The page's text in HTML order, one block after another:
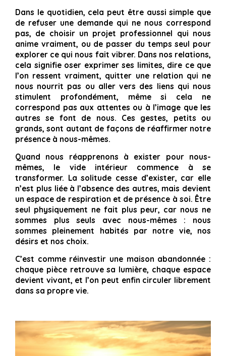
Dans le quotidien, cela peut être aussi simple que
de refuser une demande qui ne nous correspond
pas, de choisir un projet professionnel qui nous
anime vraiment, ou de passer du temps seul pour
explorer ce qui nous fait vibrer. Dans nos relations,
cela signifie oser exprimer ses limites, dire ce que
l’on ressent vraiment, quitter une relation qui ne
nous nourrit pas ou aller vers des liens qui nous
stimulent profondément, même si cela ne
correspond pas aux attentes ou à l’image que les
autres se font de nous. Ces gestes, petits ou
grands, sont autant de façons de réaffirmer notre
présence à nous-mêmes.
Quand nous réapprenons à exister pour nous-
mêmes, le vide intérieur commence à se
transformer. La solitude cesse d’exister, car elle
n’est plus liée à l’absence des autres, mais devient
un espace de respiration et de présence à soi. Être
seul physiquement ne fait plus peur, car nous ne
sommes plus seuls avec nous-mêmes : nous
sommes pleinement habités par notre vie, nos
désirs et nos choix.
C’est comme réinvestir une maison abandonnée :
chaque pièce retrouve sa lumière, chaque espace
devient vivant, et l’on peut enfin circuler librement
dans sa propre vie.